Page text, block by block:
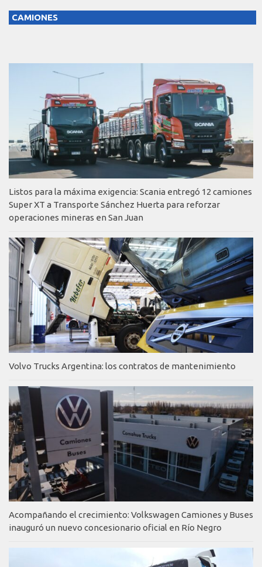
CAMIONES
Listos para la máxima exigencia: Scania entregó 12 camiones
Super XT a Transporte Sánchez Huerta para reforzar
operaciones mineras en San Juan
Volvo Trucks Argentina: los contratos de mantenimiento
Acompañando el crecimiento: Volkswagen Camiones y Buses
inauguró un nuevo concesionario oficial en Río Negro